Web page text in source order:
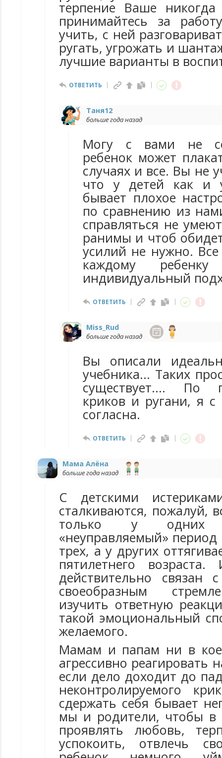
терпение Ваше
принимайтесь за
учить, с ней
ругать, угрожать и
лучшие варианты в
ОТВЕТИТЬ
Таня12
больше года назад
Могу с вами не
ребенок может
случаях и все. Вы не
что у детей как и
бывает плохое
по сравнению из
справляться не
ранимы и чтоб
усилий не нужно.
каждому
индивидуальный
ОТВЕТИТЬ
Miss_Rud
больше года назад
Вы описали
учебника... Таких
существует.... По
криков и ругани, я
согласна.
ОТВЕТИТЬ
Мама Алёна
больше года назад
С детскими
сталкиваются, пожалуй,
только у одних
«неуправляемый» период
трех, а у других
пятилетнего
действительно связан
своеобразным
изучить ответную
такой эмоциональный
желаемого.
Мамам и папам ни в
агрессивно реагировать
если дело доходит до
неконтролируемого
сдержать себя бывает
мы и родители, чтобы в
проявлять любовь,
успокоить, отвлечь